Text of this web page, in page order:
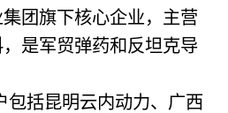
团旗下核心企业，主营
是军贸弹药和反坦克导
包括昆明云内动力、广西